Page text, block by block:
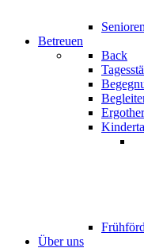
Betreuen
Back
Über uns